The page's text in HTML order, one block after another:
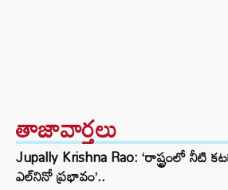
తాజావార్తలు
Jupally Krishna Rao: ‘రాష్ట్రంలో నీటి
ఎల్‌నినో ప్రభావం’..